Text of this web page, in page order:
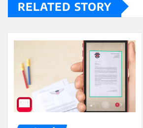
RELATED STORY